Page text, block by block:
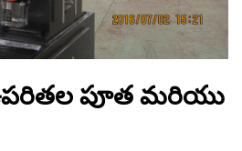
పూత మరియు